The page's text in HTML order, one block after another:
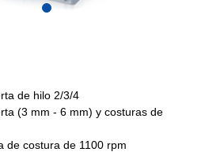
de hilo 2/3/4
(3 mm - 6 mm) y costuras de
de costura de 1100 rpm